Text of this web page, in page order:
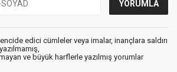
edici cümleler veya imalar, inançlara saldırı
ve büyük harflerle yazılmış yorumlar